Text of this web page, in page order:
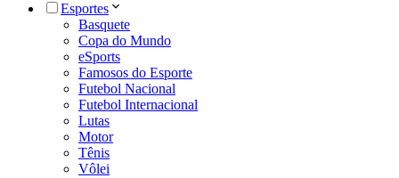
Esportes
Basquete
Copa do Mundo
eSports
Famosos do Esporte
Futebol Nacional
Futebol Internacional
Lutas
Motor
Tênis
Vôlei